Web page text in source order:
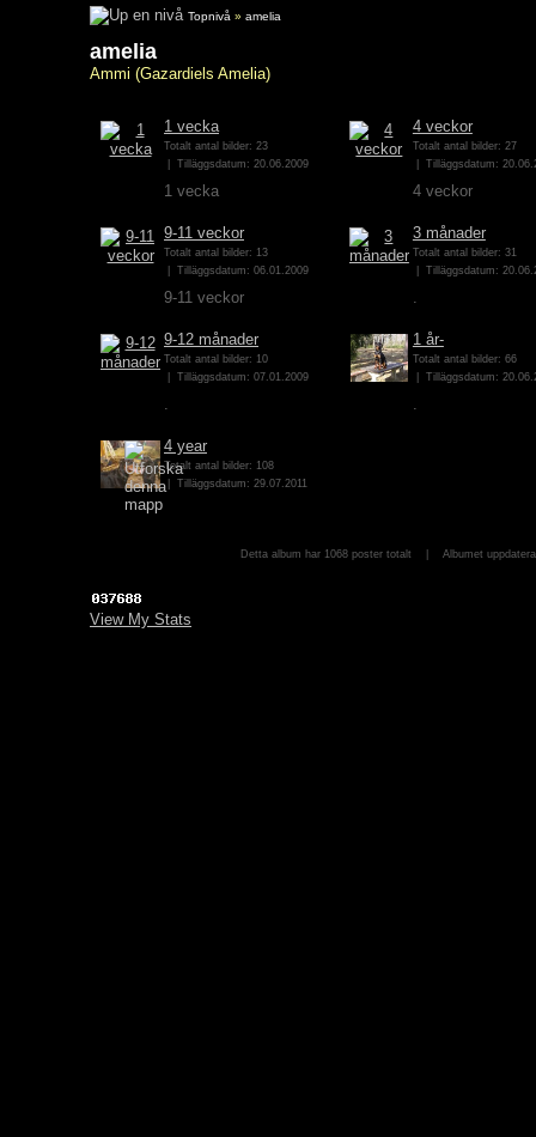
Topnivå » amelia
amelia
Ammi (Gazardiels Amelia)
1 vecka
Totalt antal bilder: 23
| Tilläggsdatum: 20.06.2009
1 vecka
4 veckor
Totalt antal bilder: 27
| Tilläggsdatum:
4 veckor
9-11 veckor
Totalt antal bilder: 13
| Tilläggsdatum: 06.01.2009
9-11 veckor
3 månader
Totalt antal bilder: 31
| Tilläggsdatum:
.
9-12 månader
Totalt antal bilder: 10
| Tilläggsdatum: 07.01.2009
.
1 år-
Totalt antal bilder: 66
| Tilläggsdatum:
.
4 year
Totalt antal bilder: 108
| Tilläggsdatum: 29.07.2011
Detta album har 1068 poster totalt | Albumet
View My Stats